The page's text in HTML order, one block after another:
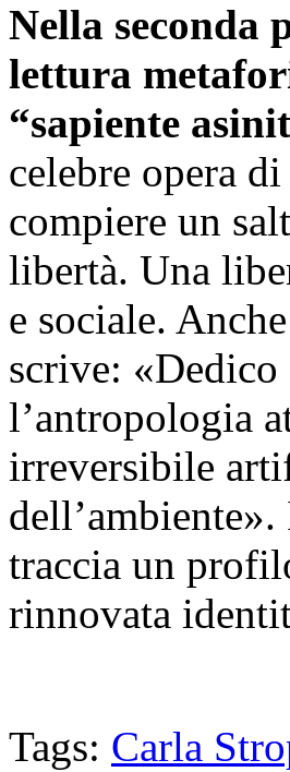
Nella seconda
lettura
“sapiente
celebre opera
compiere un
libertà. Una
e sociale.
scrive:
l’antropologia
irreversibile
traccia un
rinnovata
Tags: Carla